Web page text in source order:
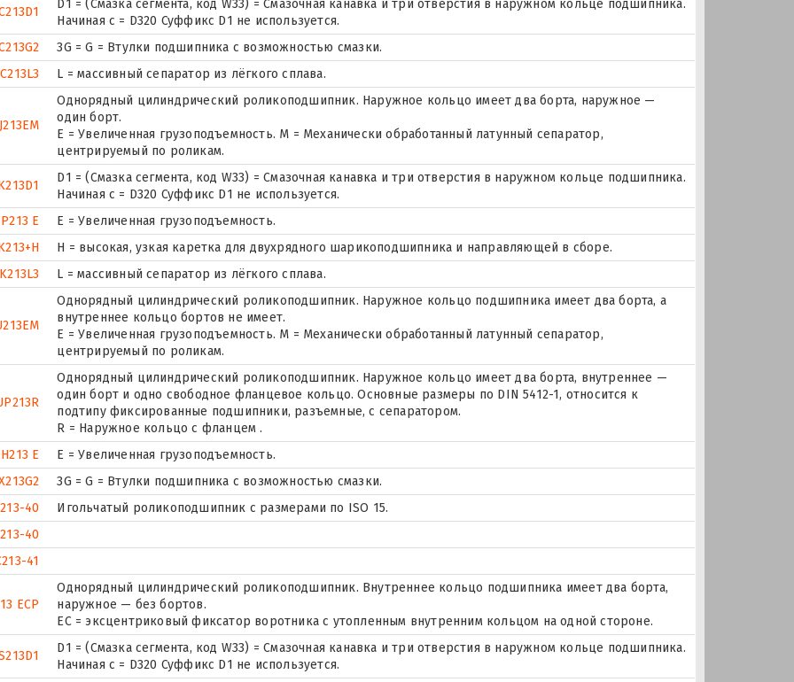
D1 = (Смазка сегмента, код W33) = Смазочная канавка и три отверстия в наружном кольце подшипника.
Начиная с = D320 Суффикс D1 не используется.
3G = G = Втулки подшипника с возможностью смазки.
L = массивный сепаратор из лёгкого сплава.
Однорядный цилиндрический роликоподшипник. Наружное кольцо имеет два борта, наружное —
один борт.
E = Увеличенная грузоподъемность. М = Механически обработанный латунный сепаратор,
центрируемый по роликам.
D1 = (Смазка сегмента, код W33) = Смазочная канавка и три отверстия в наружном кольце подшипника.
Начиная с = D320 Суффикс D1 не используется.
E
Е = Увеличенная грузоподъемность.
H = высокая, узкая каретка для двухрядного шарикоподшипника и направляющей в сборе.
L = массивный сепаратор из лёгкого сплава.
Однорядный цилиндрический роликоподшипник. Наружное кольцо подшипника имеет два борта, а
внутреннее кольцо бортов не имеет.
E = Увеличенная грузоподъемность. М = Механически обработанный латунный сепаратор,
центрируемый по роликам.
Однорядный цилиндрический роликоподшипник. Наружное кольцо имеет два борта, внутреннее —
один борт и одно свободное фланцевое кольцо. Основные размеры по DIN 5412-1, относится к
подтипу фиксированные подшипники, разъемные, с сепаратором.
R = Наружное кольцо с фланцем .
E
Е = Увеличенная грузоподъемность.
3G = G = Втулки подшипника с возможностью смазки.
40
Игольчатый роликоподшипник с размерами по ISO 15.
40
41
ECP
Однорядный цилиндрический роликоподшипник. Внутреннее кольцо подшипника имеет два борта,
наружное — без бортов.
ЕС = эксцентриковый фиксатор воротника с утопленным внутренним кольцом на одной стороне.
D1 = (Смазка сегмента, код W33) = Смазочная канавка и три отверстия в наружном кольце подшипника.
Начиная с = D320 Суффикс D1 не используется.